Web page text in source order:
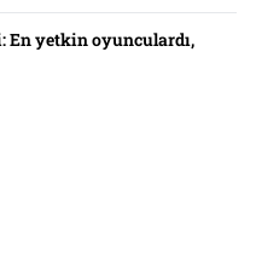
En yetkin oyunculardı,